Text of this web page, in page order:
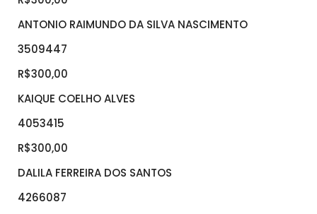
ANTONIO RAIMUNDO DA SILVA NASCIMENTO
3509447
R$300,00
KAIQUE COELHO ALVES
4053415
R$300,00
DALILA FERREIRA DOS SANTOS
4266087